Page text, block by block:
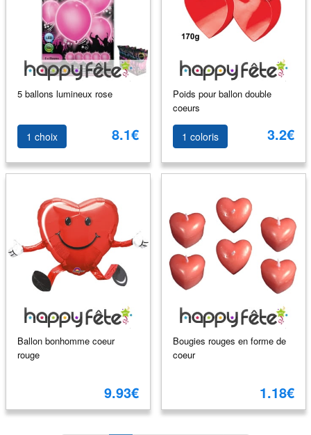
5 ballons lumineux rose
1 choix 8.1€
Poids pour ballon double
coeurs
1 coloris 3.2€
Ballon bonhomme coeur
rouge
9.93€
Bougies rouges en forme de
coeur
1.18€